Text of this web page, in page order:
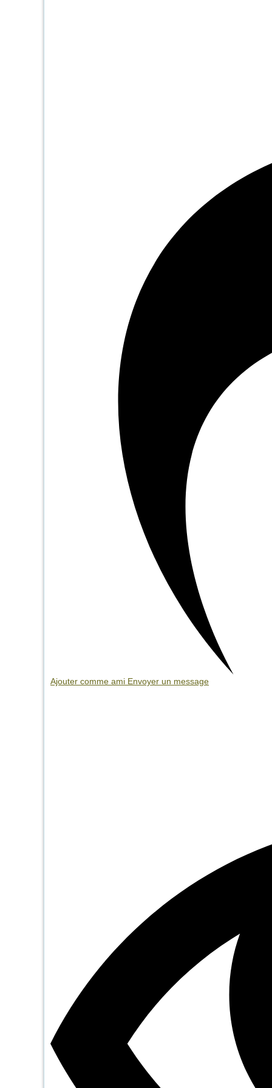
Ajouter comme ami Envoyer un message